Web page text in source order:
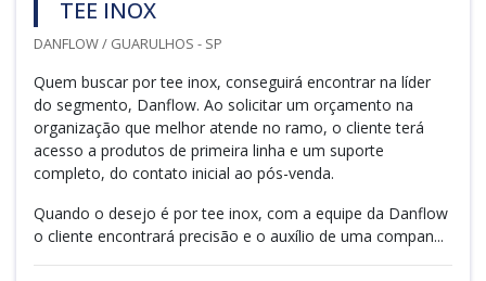
TEE INOX
DANFLOW / GUARULHOS - SP
Quem buscar por tee inox, conseguirá encontrar na líder
do segmento, Danflow. Ao solicitar um orçamento na
organização que melhor atende no ramo, o cliente terá
acesso a produtos de primeira linha e um suporte
completo, do contato inicial ao pós-venda.
Quando o desejo é por tee inox, com a equipe da Danflow
o cliente encontrará precisão e o auxílio de uma compan...